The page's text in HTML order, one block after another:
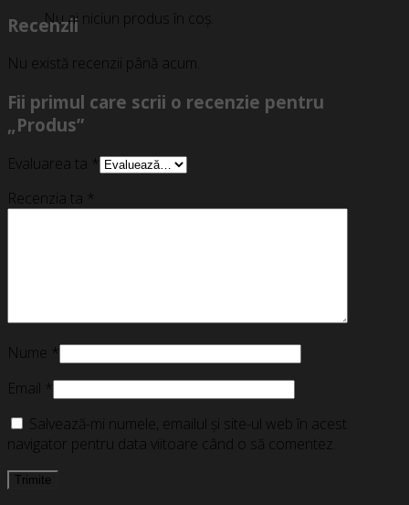
Nu ai niciun produs în coș.
Recenzii
Nu există recenzii până acum.
Fii primul care scrii o recenzie pentru
„Produs”
Evaluarea ta *
Recenzia ta *
Nume *
Email *
Salvează-mi numele, emailul și site-ul web în acest
navigator pentru data viitoare când o să comentez.